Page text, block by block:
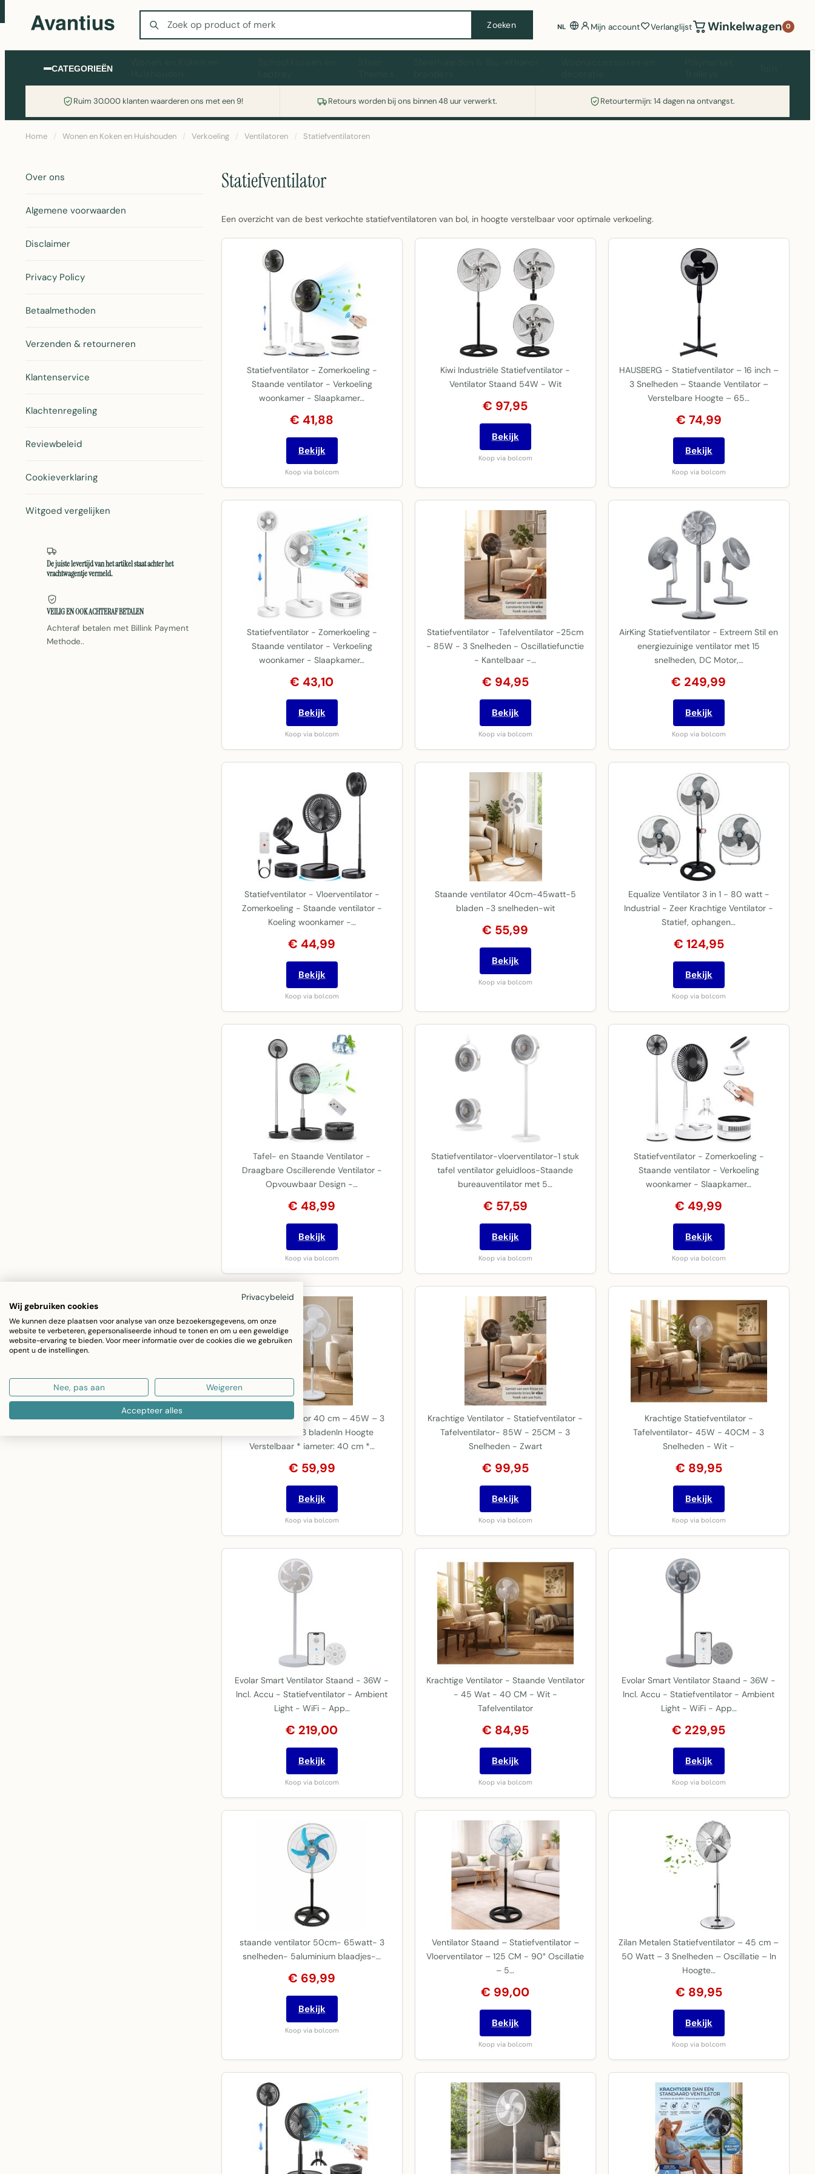
Zoeken
Zoeken NL Mijn account Verlanglijst Winkelwagen 0
CATEGORIEËN
Ruim 30.000 klanten waarderen ons met een 9! Retours worden bij ons binnen 48 uur verwerkt. Retourtermijn: 14 dagen na ontvangst.
Wasmachine of koelkast nodig? Vergelijk alle prijzen op Witgoedaanbod.nl
Home / Wonen en Koken en Huishouden / Verkoeling / Ventilatoren / Statiefventilatoren
Over ons
Algemene voorwaarden
Disclaimer
Privacy Policy
Betaalmethoden
Verzenden & retourneren
Klantenservice
Klachtenregeling
Reviewbeleid
Cookieverklaring
Witgoed vergelijken
De juiste levertijd van het artikel staat achter het
vrachtwagentje vermeld.
VEILIG EN OOK ACHTERAF BETALEN
Achteraf betalen met Billink Payment
Methode..
Statiefventilator
Een overzicht van de best verkochte statiefventilatoren van bol, in hoogte verstelbaar voor optimale verkoeling.
Statiefventilator - Zomerkoeling -
Staande ventilator - Verkoeling
woonkamer - Slaapkamer…
€ 41,88
Bekijk
Koop via bol.com
Kiwi Industriële Statiefventilator -
Ventilator Staand 54W - Wit
€ 97,95
Bekijk
Koop via bol.com
HAUSBERG - Statiefventilator – 16 inch –
3 Snelheden – Staande Ventilator –
Verstelbare Hoogte – 65…
€ 74,99
Bekijk
Koop via bol.com
Statiefventilator - Zomerkoeling -
Staande ventilator - Verkoeling
woonkamer - Slaapkamer…
€ 43,10
Bekijk
Koop via bol.com
Statiefventilator - Tafelventilator -25cm
- 85W - 3 Snelheden - Oscillatiefunctie
- Kantelbaar -…
€ 94,95
Bekijk
Koop via bol.com
AirKing Statiefventilator - Extreem Stil en
energiezuinige ventilator met 15
snelheden, DC Motor,…
€ 249,99
Bekijk
Koop via bol.com
Statiefventilator - Vloerventilator -
Zomerkoeling - Staande ventilator -
Koeling woonkamer -…
€ 44,99
Bekijk
Koop via bol.com
Staande ventilator 40cm-45watt-5
bladen -3 snelheden-wit
€ 55,99
Bekijk
Koop via bol.com
Equalize Ventilator 3 in 1 - 80 watt -
Industrial - Zeer Krachtige Ventilator -
Statief, ophangen…
€ 124,95
Bekijk
Koop via bol.com
Tafel- en Staande Ventilator -
Draagbare Oscillerende Ventilator -
Opvouwbaar Design -…
€ 48,99
Bekijk
Koop via bol.com
Statiefventilator-vloerventilator-1 stuk
tafel ventilator geluidloos-Staande
bureauventilator met 5…
€ 57,59
Bekijk
Koop via bol.com
Statiefventilator - Zomerkoeling -
Staande ventilator - Verkoeling
woonkamer - Slaapkamer…
€ 49,99
Bekijk
Koop via bol.com
Staande Ventilator 40 cm – 45W – 3
Snelheden – 3 bladenIn Hoogte
Verstelbaar * iameter: 40 cm *…
€ 59,99
Bekijk
Koop via bol.com
Krachtige Ventilator - Statiefventilator -
Tafelventilator- 85W - 25CM - 3
Snelheden - Zwart
€ 99,95
Bekijk
Koop via bol.com
Krachtige Statiefventilator -
Tafelventilator- 45W - 40CM - 3
Snelheden - Wit -
€ 89,95
Bekijk
Koop via bol.com
Evolar Smart Ventilator Staand - 36W -
Incl. Accu - Statiefventilator - Ambient
Light - WiFi - App…
€ 219,00
Bekijk
Koop via bol.com
Krachtige Ventilator - Staande Ventilator
- 45 Wat - 40 CM - Wit -
Tafelventilator
€ 84,95
Bekijk
Koop via bol.com
Evolar Smart Ventilator Staand - 36W -
Incl. Accu - Statiefventilator - Ambient
Light - WiFi - App…
€ 229,95
Bekijk
Koop via bol.com
staande ventilator 50cm- 65watt- 3
snelheden- 5aluminium blaadjes-…
€ 69,99
Bekijk
Koop via bol.com
Ventilator Staand – Statiefventilator –
Vloerventilator – 125 CM - 90° Oscillatie
– 5…
€ 99,00
Bekijk
Koop via bol.com
Zilan Metalen Statiefventilator – 45 cm –
50 Watt – 3 Snelheden – Oscillatie – In
Hoogte…
€ 89,95
Bekijk
Koop via bol.com
Privacybeleid
Wij gebruiken cookies
We kunnen deze plaatsen voor analyse van onze bezoekersgegevens, om onze
website te verbeteren, gepersonaliseerde inhoud te tonen en om u een geweldige
website-ervaring te bieden. Voor meer informatie over de cookies die we gebruiken
opent u de instellingen.
Nee, pas aan Weigeren
Accepteer alles